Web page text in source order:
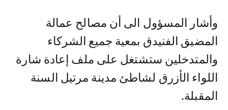
وأشار المسؤول الى أن مصالح عمالة
المضيق الفنيدق بمعية جميع الشركاء
والمتدخلين ستشتغل على ملف إعادة شارة
اللواء الأزرق لشاطئ مدينة مرتيل السنة
المقبلة.